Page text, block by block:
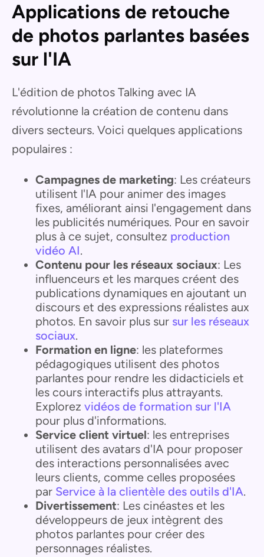
Applications de retouche
de photos parlantes basées
sur l'IA
L'édition de photos Talking avec IA
révolutionne la création de contenu dans
divers secteurs. Voici quelques applications
populaires :
Campagnes de marketing: Les créateurs
utilisent l'IA pour animer des images
fixes, améliorant ainsi l'engagement dans
les publicités numériques. Pour en savoir
plus à ce sujet, consultez production
vidéo AI.
Contenu pour les réseaux sociaux: Les
influenceurs et les marques créent des
publications dynamiques en ajoutant un
discours et des expressions réalistes aux
photos. En savoir plus sur sur les réseaux
sociaux.
Formation en ligne: les plateformes
pédagogiques utilisent des photos
parlantes pour rendre les didacticiels et
les cours interactifs plus attrayants.
Explorez vidéos de formation sur l'IA
pour plus d'informations.
Service client virtuel: les entreprises
utilisent des avatars d'IA pour proposer
des interactions personnalisées avec
leurs clients, comme celles proposées
par Service à la clientèle des outils d'IA.
Divertissement: Les cinéastes et les
développeurs de jeux intègrent des
photos parlantes pour créer des
personnages réalistes.